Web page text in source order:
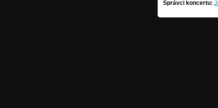
Správci koncertu: